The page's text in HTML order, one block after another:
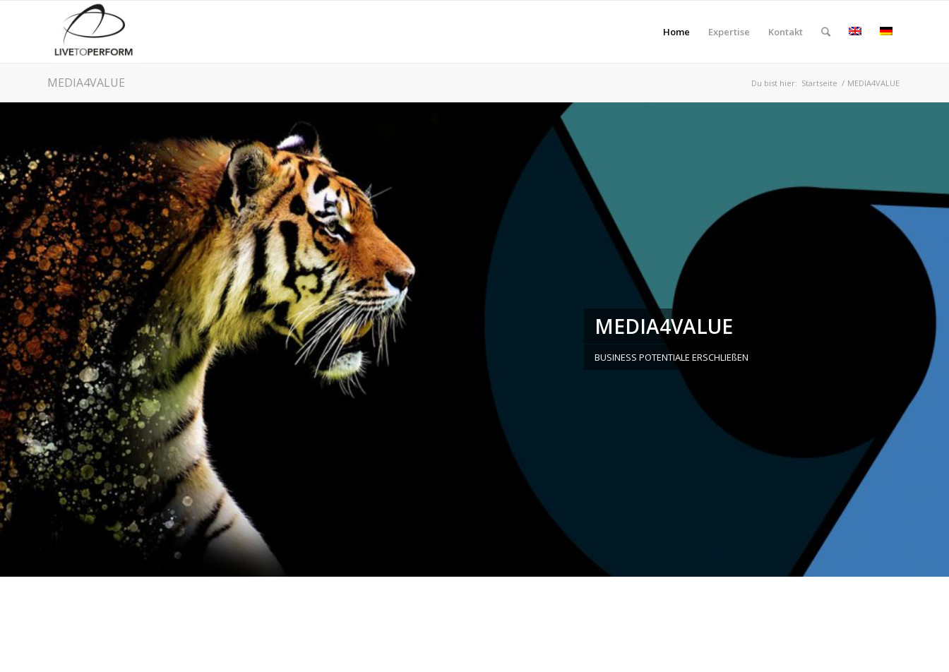
Home Expertise Kontakt
MEDIA4VALUE Du bist hier: Startseite / MEDIA4VALUE
MEDIA4VALUE
BUSINESS POTENTIALE ERSCHLIEßEN